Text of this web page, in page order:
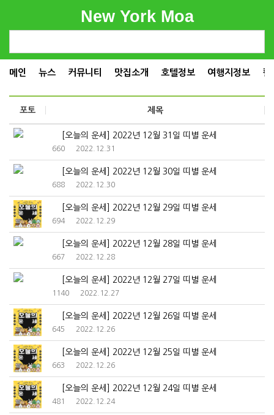
New York Moa
메인 뉴스 커뮤니티 맛집소개 호텔정보 여행지정보 컬
포토 제목
[오늘의 운세] 2022년 12월 31일 띠별 운세
660 2022.12.31
[오늘의 운세] 2022년 12월 30일 띠별 운세
688 2022.12.30
[오늘의 운세] 2022년 12월 29일 띠별 운세
694 2022.12.29
[오늘의 운세] 2022년 12월 28일 띠별 운세
667 2022.12.28
[오늘의 운세] 2022년 12월 27일 띠별 운세
1140 2022.12.27
[오늘의 운세] 2022년 12월 26일 띠별 운세
645 2022.12.26
[오늘의 운세] 2022년 12월 25일 띠별 운세
663 2022.12.26
[오늘의 운세] 2022년 12월 24일 띠별 운세
481 2022.12.24